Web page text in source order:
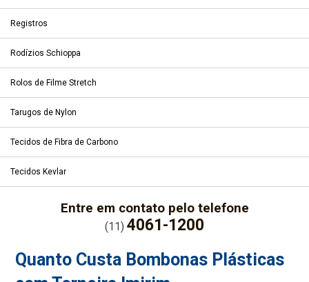
Registros
Rodízios Schioppa
Rolos de Filme Stretch
Tarugos de Nylon
Tecidos de Fibra de Carbono
Tecidos Kevlar
Entre em contato pelo telefone
(11) 4061-1200
Quanto Custa Bombonas Plásticas